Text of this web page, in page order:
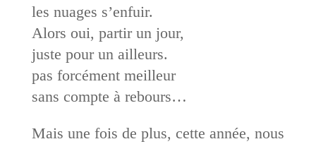
les nuages s’enfuir.
Alors oui, partir un jour,
juste pour un ailleurs.
pas forcément meilleur
sans compte à rebours…
Mais une fois de plus, cette année, nous